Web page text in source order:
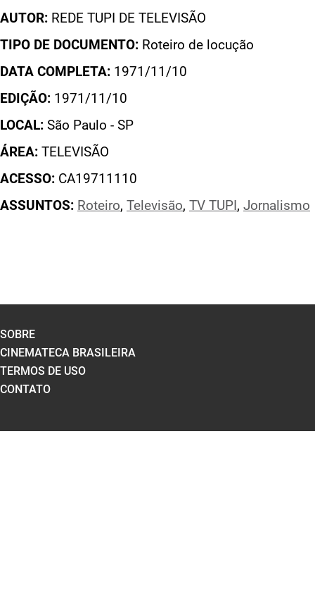
AUTOR: REDE TUPI DE TELEVISÃO
TIPO DE DOCUMENTO: Roteiro de locução
DATA COMPLETA: 1971/11/10
EDIÇÃO: 1971/11/10
LOCAL: São Paulo - SP
ÁREA: TELEVISÃO
ACESSO: CA19711110
ASSUNTOS: Roteiro, Televisão, TV TUPI , Jornalismo
SOBRE
CINEMATECA BRASILEIRA
TERMOS DE USO
CONTATO